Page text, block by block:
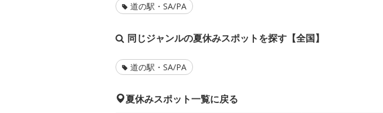
道の駅・SA/PA
同じジャンルの夏休みスポットを探す【全国】
道の駅・SA/PA
夏休みスポット一覧に戻る